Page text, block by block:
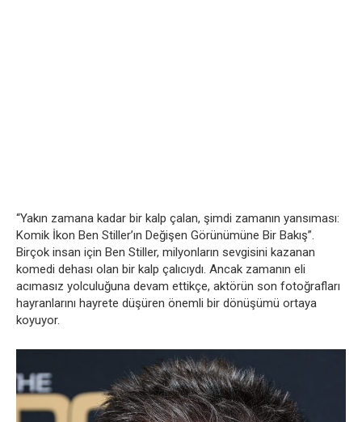
“Yakın zamana kadar bir kalp çalan, şimdi zamanın yansıması:
Komik İkon Ben Stiller’ın Değişen Görünümüne Bir Bakış”.
Birçok insan için Ben Stiller, milyonların sevgisini kazanan
komedi dehası olan bir kalp çalıcıydı. Ancak zamanın eli
acımasız yolculuğuna devam ettikçe, aktörün son fotoğrafları
hayranlarını hayrete düşüren önemli bir dönüşümü ortaya
koyuyor.